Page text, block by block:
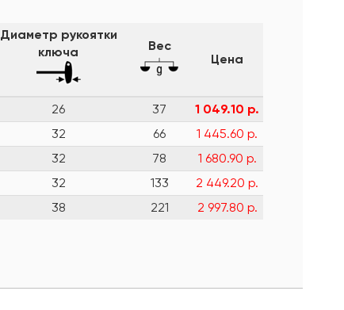
Диаметр рукоятки
ключа
Вес
Цена
26 37
1 049.10 р.
32 66
1 445.60 р.
32 78
1 680.90 р.
32 133
2 449.20 р.
38 221 2 997.80 р.